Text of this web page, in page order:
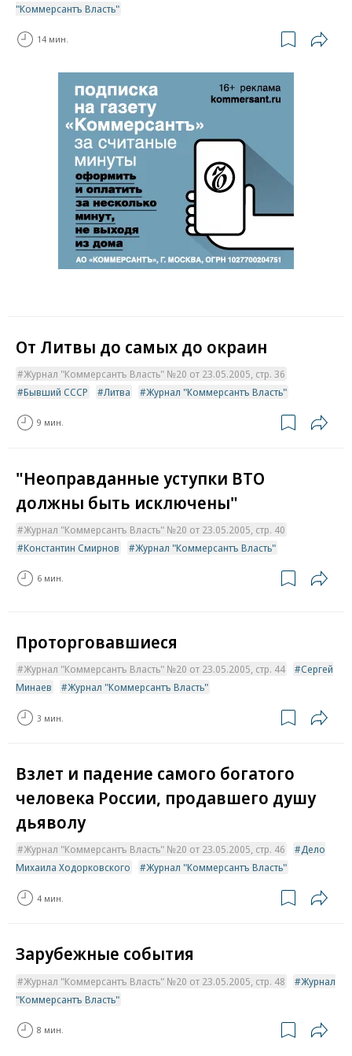
"Коммерсантъ Власть"
14 мин.
От Литвы до самых до окраин
Журнал "Коммерсантъ Власть" №20 от 23.05.2005, стр. 36
Бывший СССР
Литва Журнал "Коммерсантъ Власть"
9 мин.
"Неоправданные уступки ВТО
должны быть исключены"
Журнал "Коммерсантъ Власть" №20 от 23.05.2005, стр. 40
Константин Смирнов
Журнал "Коммерсантъ Власть"
6 мин.
Проторговавшиеся
Журнал "Коммерсантъ Власть" №20 от 23.05.2005, стр. 44
Сергей
Минаев
Журнал "Коммерсантъ Власть"
3 мин.
Взлет и падение самого богатого
человека России, продавшего душу
дьяволу
Журнал "Коммерсантъ Власть" №20 от 23.05.2005, стр. 46
Дело
Михаила Ходорковского
Журнал "Коммерсантъ Власть"
4 мин.
Зарубежные события
Журнал "Коммерсантъ Власть" №20 от 23.05.2005, стр. 48
Журнал
"Коммерсантъ Власть"
8 мин.